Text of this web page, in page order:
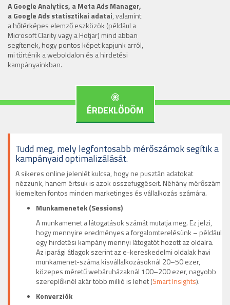
A Google Analytics, a Meta Ads Manager,
a Google Ads statisztikai adatai, valamint
a hőtérképes elemző eszközök (például a
Microsoft Clarity vagy a Hotjar) mind abban
segítenek, hogy pontos képet kapjunk arról,
mi történik a weboldalon és a hirdetési
kampányainkban.
ÉRDEKLŐDÖM
Tudd meg, mely legfontosabb mérőszámok segítik a
kampányaid optimalizálását.
A sikeres online jelenlét kulcsa, hogy ne pusztán adatokat
nézzünk, hanem értsük is azok összefüggéseit. Néhány mérőszám
kiemelten fontos minden marketinges és vállalkozás számára.
Munkamenetek (Sessions)
A munkamenet a látogatások számát mutatja meg. Ez jelzi,
hogy mennyire eredményes a forgalomterelésünk – például
egy hirdetési kampány mennyi látogatót hozott az oldalra.
Az iparági átlagok szerint az e-kereskedelmi oldalak havi
munkamenet-száma kisvállalkozásoknál 20–50 ezer,
közepes méretű webáruházaknál 100–200 ezer, nagyobb
szereplőknél akár több millió is lehet (Smart Insights).
Konverziók